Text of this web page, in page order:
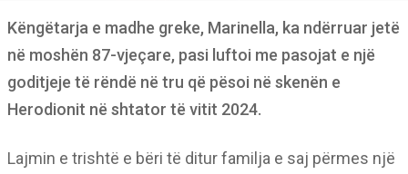
Këngëtarja e madhe greke, Marinella, ka ndërruar jetë
në moshën 87-vjeçare, pasi luftoi me pasojat e një
goditjeje të rëndë në tru që pësoi në skenën e
Herodionit në shtator të vitit 2024.
Lajmin e trishtë e bëri të ditur familja e saj përmes një